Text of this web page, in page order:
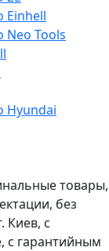
Einhell
Neo Tools
Hyundai
товары,
без
Киев, с
с гарантийным